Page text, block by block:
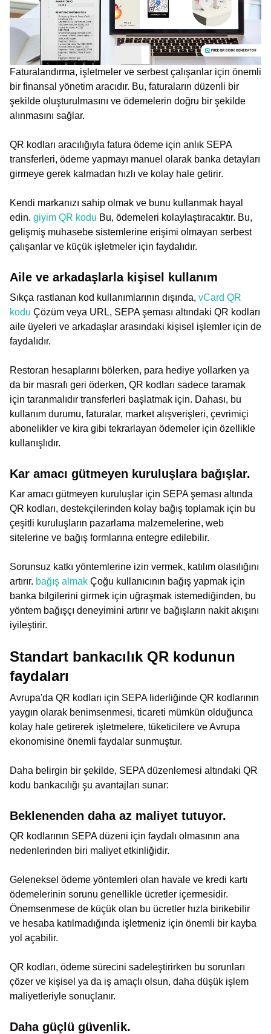
Faturalandırma, işletmeler ve serbest çalışanlar için önemli
bir finansal yönetim aracıdır. Bu, faturaların düzenli bir
şekilde oluşturulmasını ve ödemelerin doğru bir şekilde
alınmasını sağlar.
QR kodları aracılığıyla fatura ödeme için anlık SEPA
transferleri, ödeme yapmayı manuel olarak banka detayları
girmeye gerek kalmadan hızlı ve kolay hale getirir.
Kendi markanızı sahip olmak ve bunu kullanmak hayal
edin. giyim QR kodu Bu, ödemeleri kolaylaştıracaktır. Bu,
gelişmiş muhasebe sistemlerine erişimi olmayan serbest
çalışanlar ve küçük işletmeler için faydalıdır.
Aile ve arkadaşlarla kişisel kullanım
Sıkça rastlanan kod kullanımlarının dışında, vCard QR
kodu Çözüm veya URL, SEPA şeması altındaki QR kodları
aile üyeleri ve arkadaşlar arasındaki kişisel işlemler için de
faydalıdır.
Restoran hesaplarını bölerken, para hediye yollarken ya
da bir masrafı geri öderken, QR kodları sadece taramak
için taranmalıdır transferleri başlatmak için. Dahası, bu
kullanım durumu, faturalar, market alışverişleri, çevrimiçi
abonelikler ve kira gibi tekrarlayan ödemeler için özellikle
kullanışlıdır.
Kar amacı gütmeyen kuruluşlara bağışlar.
Kar amacı gütmeyen kuruluşlar için SEPA şeması altında
QR kodları, destekçilerinden kolay bağış toplamak için bu
çeşitli kuruluşların pazarlama malzemelerine, web
sitelerine ve bağış formlarına entegre edilebilir.
Sorunsuz katkı yöntemlerine izin vermek, katılım olasılığını
artırır. bağış almak Çoğu kullanıcının bağış yapmak için
banka bilgilerini girmek için uğraşmak istemediğinden, bu
yöntem bağışçı deneyimini artırır ve bağışların nakit akışını
iyileştirir.
Standart bankacılık QR kodunun
faydaları
Avrupa'da QR kodları için SEPA liderliğinde QR kodlarının
yaygın olarak benimsenmesi, ticareti mümkün olduğunca
kolay hale getirerek işletmelere, tüketicilere ve Avrupa
ekonomisine önemli faydalar sunmuştur.
Daha belirgin bir şekilde, SEPA düzenlemesi altındaki QR
kodu bankacılığı şu avantajları sunar:
Beklenenden daha az maliyet tutuyor.
QR kodlarının SEPA düzeni için faydalı olmasının ana
nedenlerinden biri maliyet etkinliğidir.
Geleneksel ödeme yöntemleri olan havale ve kredi kartı
ödemelerinin sorunu genellikle ücretler içermesidir.
Önemsenmese de küçük olan bu ücretler hızla birikebilir
ve hesaba katılmadığında işletmeniz için önemli bir kayba
yol açabilir.
QR kodları, ödeme sürecini sadeleştirirken bu sorunları
çözer ve kişisel ya da iş amaçlı olsun, daha düşük işlem
maliyetleriyle sonuçlanır.
Daha güçlü güvenlik.